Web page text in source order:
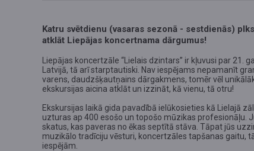
Katru svētdienu (vasaras sezonā - sestdienās)
atklāt Liepājas koncertnama dārgumus!
Liepājas koncertzāle “Lielais dzintars” ir kļuvusi par 21.
Latvijā, tā arī starptautiski. Nav iespējams nepamanīt
varens, daudzšķautņains dārgakmens, tomēr vēl
ekskursijas aicina atklāt un izzināt, kā vienu, tā otru!
Ekskursijas laikā gida pavadībā ielūkosieties kā Lielajā
uzturas ap 400 esošo un topošo mūzikas profesionāļu.
skatus, kas paveras no ēkas septītā stāva. Tāpat jūs
muzikālo tradīciju vēsturi, koncertzāles tapšanas gaitu,
iespējām.